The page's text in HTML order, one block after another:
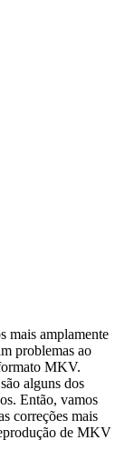
mais amplamente
problemas ao
MKV.
alguns dos
Então, vamos
correções mais
de MKV